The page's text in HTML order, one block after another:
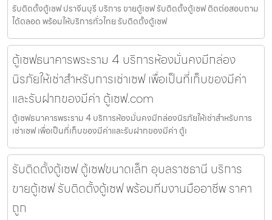
รับติดตั้งตู้เซฟ ปราจีนบุรี บริการ ขายตู้เซฟ รับติดตั้งตู้เซฟ ติดต่อสอบถาม
ได้ตลอด พร้อมให้บริการทั่วไทย รับติดตั้งตู้เซฟ
ตู้เซฟธนาคารพระราม 4 บริการห้องมั่นคงมีกล่อง
นิรภัยให้เช่าสำหรับการเช่าเซฟ เพื่อเป็นที่เก็บของมีค่า
และรับฝากของมีค่า ตู้เซฟ.com
ตู้เซฟธนาคารพระราม 4 บริการห้องมั่นคงมีกล่องนิรภัยให้เช่าสำหรับการ
เช่าเซฟ เพื่อเป็นที่เก็บของมีค่าและรับฝากของมีค่า ตู้เ
รับติดตั้งตู้เซฟ ตู้เซฟขนาดเล็ก อุบลราชธานี บริการ
ขายตู้เซฟ รับติดตั้งตู้เซฟ พร้อมทีมงานมืออาชีพ ราคา
ถูก